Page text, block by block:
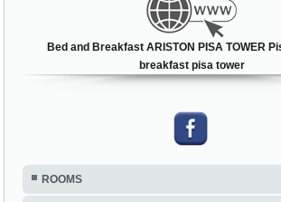
Bed and Breakfast ARISTON PISA TOWER
breakfast pisa tower
ROOMS